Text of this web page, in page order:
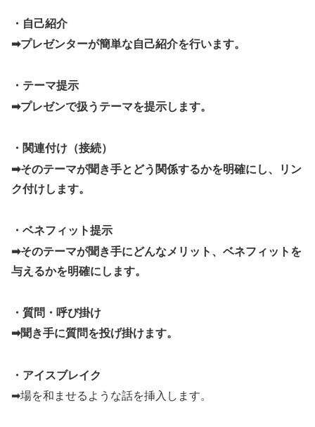
・自己紹介
➡プレゼンターが簡単な自己紹介を行います。
・テーマ提示
➡プレゼンで扱うテーマを提示します。
・関連付け（接続）
➡そのテーマが聞き手とどう関係するかを明確にし、リン
ク付けします。
・ベネフィット提示
➡そのテーマが聞き手にどんなメリット、ベネフィットを
与えるかを明確にします。
・質問・呼び掛け
➡聞き手に質問を投げ掛けます。
・アイスブレイク
➡場を和ませるような話を挿入します。